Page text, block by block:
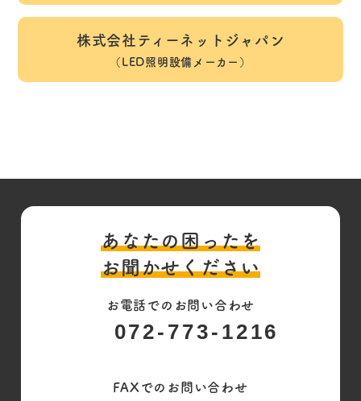
株式会社ティーネットジャパン
（LED照明設備メーカー）
あなたの困ったを
お聞かせください
お電話でのお問い合わせ
072-773-1216
FAXでのお問い合わせ